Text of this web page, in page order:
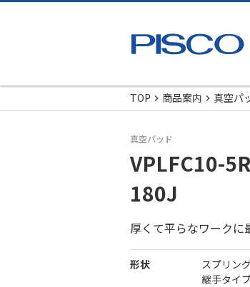
TOP
商品案内 真空パ
真空パッド
VPLFC10-
180J
厚くて平らなワークに
形状
スプリン
継手タイ